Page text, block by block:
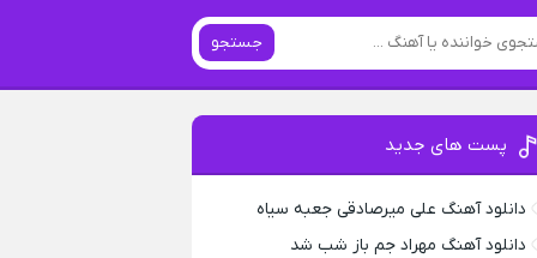
جستجو
پست های جدید
دانلود آهنگ علی میرصادقی جعبه سیاه
دانلود آهنگ مهراد جم باز شب شد